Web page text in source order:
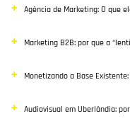
Agência de Marketing: O que
Marketing B2B: por que a
Monetizando a Base
Audiovisual em Uberlândia: